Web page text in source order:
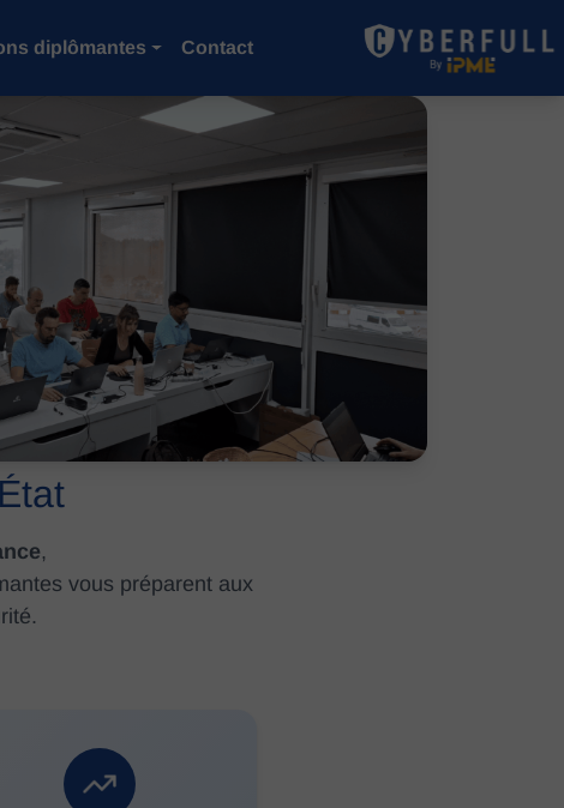
diplômantes Contact
,
vous préparent aux